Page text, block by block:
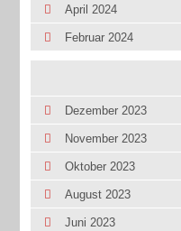
April 2024
Februar 2024
Dezember 2023
November 2023
Oktober 2023
August 2023
Juni 2023